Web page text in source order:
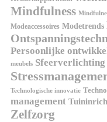
Mindfulness
Modeaccessoires Modetrends
Persoonlijke
meubels Sfeerverlichting
Technologische innovatie
management
Zelfzorg